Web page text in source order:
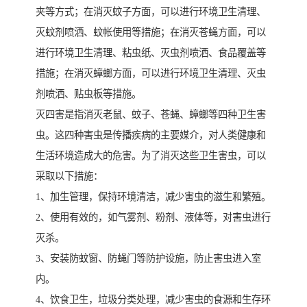
夹等方式；在消灭蚊子方面，可以进行环境卫生清理、
灭蚊剂喷洒、蚊帐使用等措施；在消灭苍蝇方面，可以
进行环境卫生清理、粘虫纸、灭虫剂喷洒、食品覆盖等
措施；在消灭蟑螂方面，可以进行环境卫生清理、灭虫
剂喷洒、贴虫板等措施。
灭四害是指消灭老鼠、蚊子、苍蝇、蟑螂等四种卫生害
虫。这四种害虫是传播疾病的主要媒介，对人类健康和
生活环境造成大的危害。为了消灭这些卫生害虫，可以
采取以下措施：
1、加生管理，保持环境清洁，减少害虫的滋生和繁殖。
2、使用有效的，如气雾剂、粉剂、液体等，对害虫进行
灭杀。
3、安装防蚊窗、防蝇门等防护设施，防止害虫进入室
内。
4、饮食卫生，垃圾分类处理，减少害虫的食源和生存环